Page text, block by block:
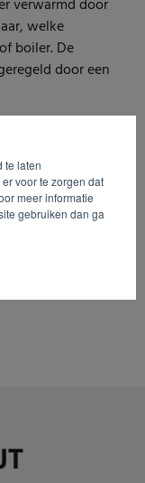
te laten
voor te zorgen dat
meer informatie
gebruiken dan ga
verwarmd door
welke
boiler. De
door een